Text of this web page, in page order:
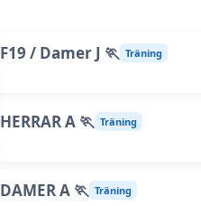
F19 / Damer J 🏃 Träning
HERRAR A 🏃 Träning
DAMER A 🏃 Träning